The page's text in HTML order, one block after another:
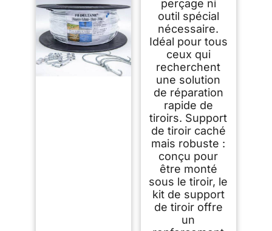
perçage ni
outil spécial
nécessaire.
Idéal pour tous
ceux qui
recherchent
une solution
de réparation
rapide de
tiroirs. Support
de tiroir caché
mais robuste :
conçu pour
être monté
sous le tiroir, le
kit de support
de tiroir offre
un